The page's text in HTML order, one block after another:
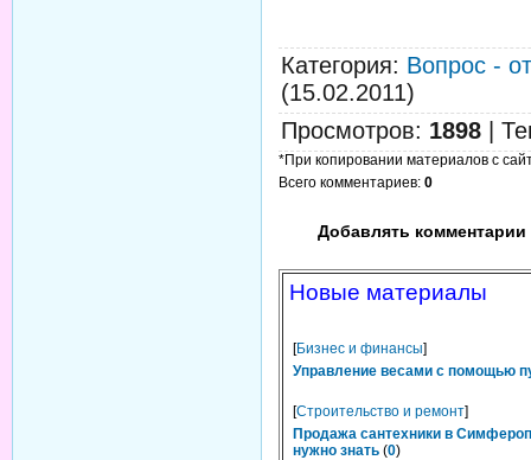
Категория: Вопрос -
(15.02.2011)
Просмотров: 1898
*При копировании материалов с
Всего комментариев: 0
Добавлять комментарии
Новые материалы
[Бизнес и финансы]
Управление весами с помощью
[Строительство и ремонт]
Продажа сантехники в
нужно знать (0)